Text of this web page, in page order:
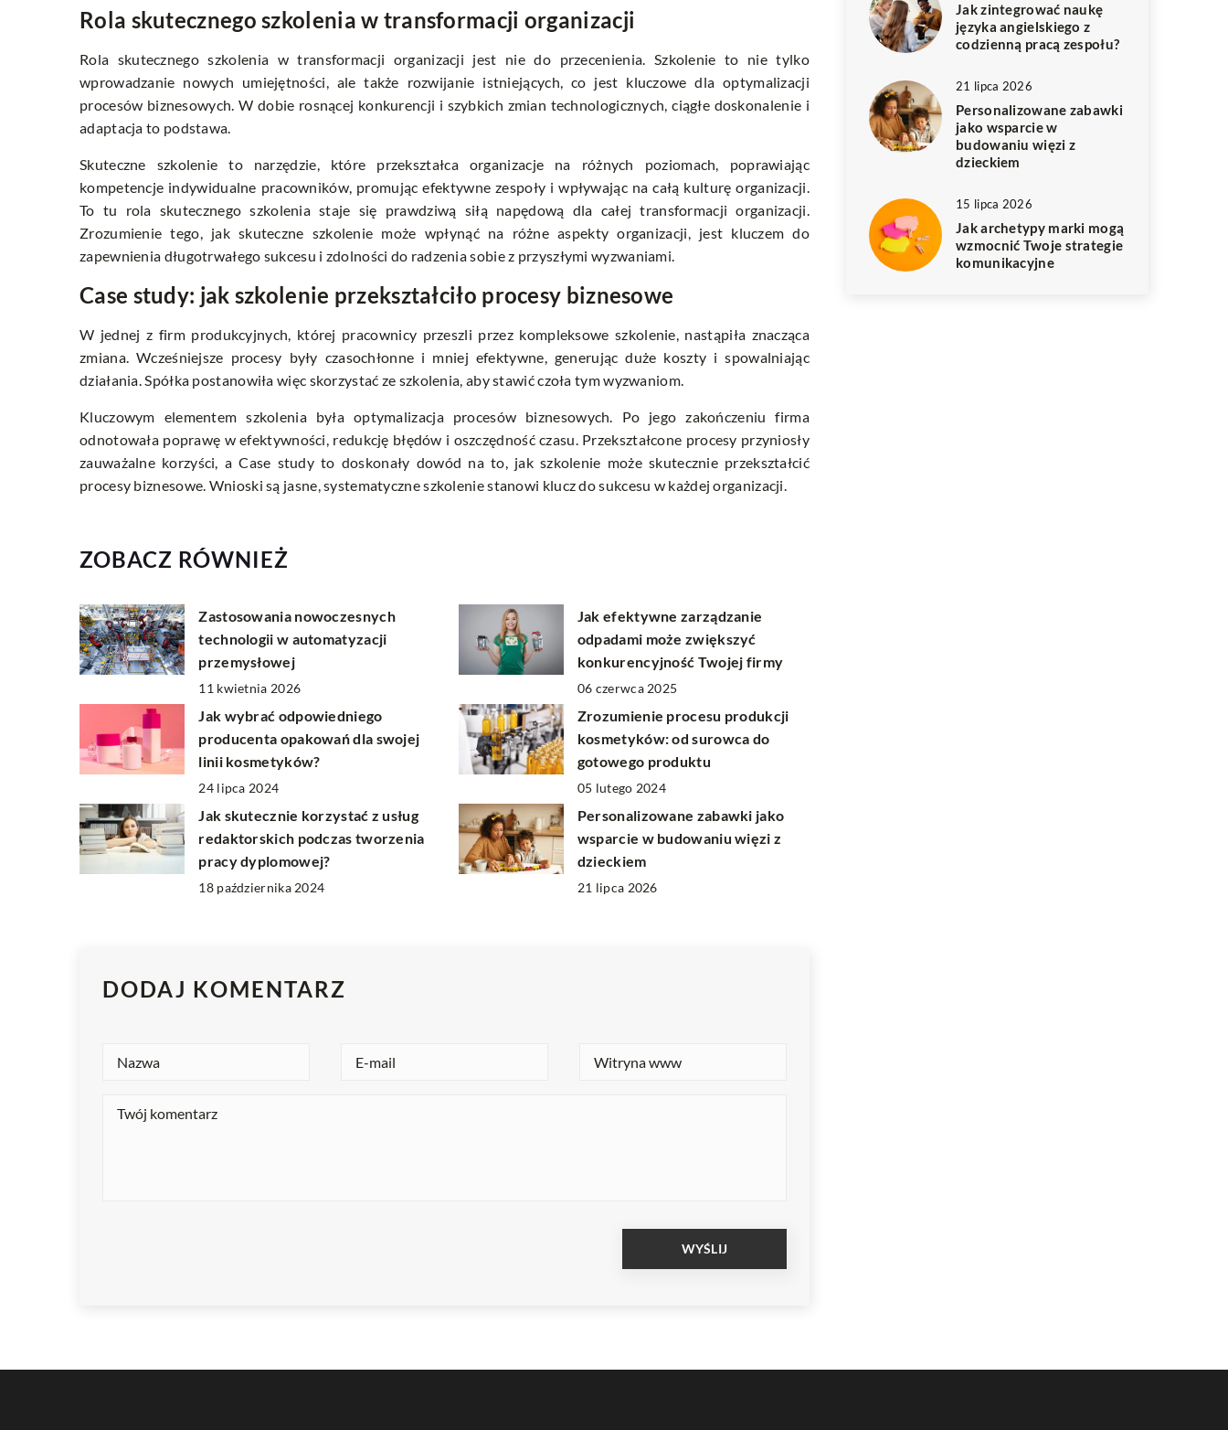
Rola skutecznego szkolenia w transformacji organizacji
Rola skutecznego szkolenia w transformacji organizacji jest nie do przecenienia. Szkolenie to nie tylko
wprowadzanie nowych umiejętności, ale także rozwijanie istniejących, co jest kluczowe dla optymalizacji
procesów biznesowych. W dobie rosnącej konkurencji i szybkich zmian technologicznych, ciągłe doskonalenie i
adaptacja to podstawa.
Skuteczne szkolenie to narzędzie, które przekształca organizacje na różnych poziomach, poprawiając
kompetencje indywidualne pracowników, promując efektywne zespoły i wpływając na całą kulturę organizacji.
To tu rola skutecznego szkolenia staje się prawdziwą siłą napędową dla całej transformacji organizacji.
Zrozumienie tego, jak skuteczne szkolenie może wpłynąć na różne aspekty organizacji, jest kluczem do
zapewnienia długotrwałego sukcesu i zdolności do radzenia sobie z przyszłymi wyzwaniami.
Case study: jak szkolenie przekształciło procesy biznesowe
W jednej z firm produkcyjnych, której pracownicy przeszli przez kompleksowe szkolenie, nastąpiła znacząca
zmiana. Wcześniejsze procesy były czasochłonne i mniej efektywne, generując duże koszty i spowalniając
działania. Spółka postanowiła więc skorzystać ze szkolenia, aby stawić czoła tym wyzwaniom.
Kluczowym elementem szkolenia była optymalizacja procesów biznesowych. Po jego zakończeniu firma
odnotowała poprawę w efektywności, redukcję błędów i oszczędność czasu. Przekształcone procesy przyniosły
zauważalne korzyści, a Case study to doskonały dowód na to, jak szkolenie może skutecznie przekształcić
procesy biznesowe. Wnioski są jasne, systematyczne szkolenie stanowi klucz do sukcesu w każdej organizacji.
ZOBACZ RÓWNIEŻ
Zastosowania nowoczesnych
technologii w automatyzacji
przemysłowej
11 kwietnia 2026
Jak efektywne zarządzanie
odpadami może zwiększyć
konkurencyjność Twojej firmy
06 czerwca 2025
Jak wybrać odpowiedniego
producenta opakowań dla swojej
linii kosmetyków?
24 lipca 2024
Zrozumienie procesu produkcji
kosmetyków: od surowca do
gotowego produktu
05 lutego 2024
Jak skutecznie korzystać z usług
redaktorskich podczas tworzenia
pracy dyplomowej?
18 października 2024
Personalizowane zabawki jako
wsparcie w budowaniu więzi z
dzieckiem
21 lipca 2026
DODAJ KOMENTARZ
Jak zintegrować naukę
języka angielskiego z
codzienną pracą zespołu?
21 lipca 2026
Personalizowane zabawki
jako wsparcie w
budowaniu więzi z
dzieckiem
15 lipca 2026
Jak archetypy marki mogą
wzmocnić Twoje strategie
komunikacyjne